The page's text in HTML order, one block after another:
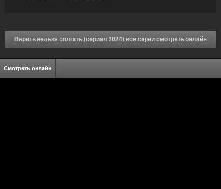
Верить нельзя солгать (сериал 2024) все серии смотреть онлайн
Смотреть онлайн